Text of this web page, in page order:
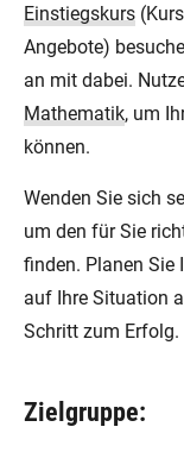
Einstiegskurs
Angebote)
an mit dabei.
Mathematik, um
können.
Wenden Sie sich
um den für Sie
finden. Planen Sie
auf Ihre Situation
Schritt zum Erfolg.
Zielgruppe: